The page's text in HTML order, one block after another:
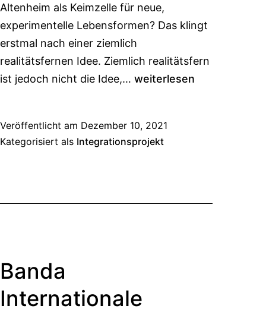
Altenheim als Keimzelle für neue,
experimentelle Lebensformen? Das klingt
erstmal nach einer ziemlich
realitätsfernen Idee. Ziemlich realitätsfern
ist jedoch nicht die Idee,… weiterlesen
Veröffentlicht am Dezember 10, 2021
Kategorisiert als Integrationsprojekt
Banda
Internationale